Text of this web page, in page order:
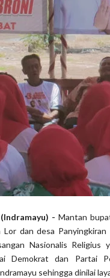
- Mantan
Lor dan desa
Nasionalis
Demokrat dan Partai
sehingga dinilai